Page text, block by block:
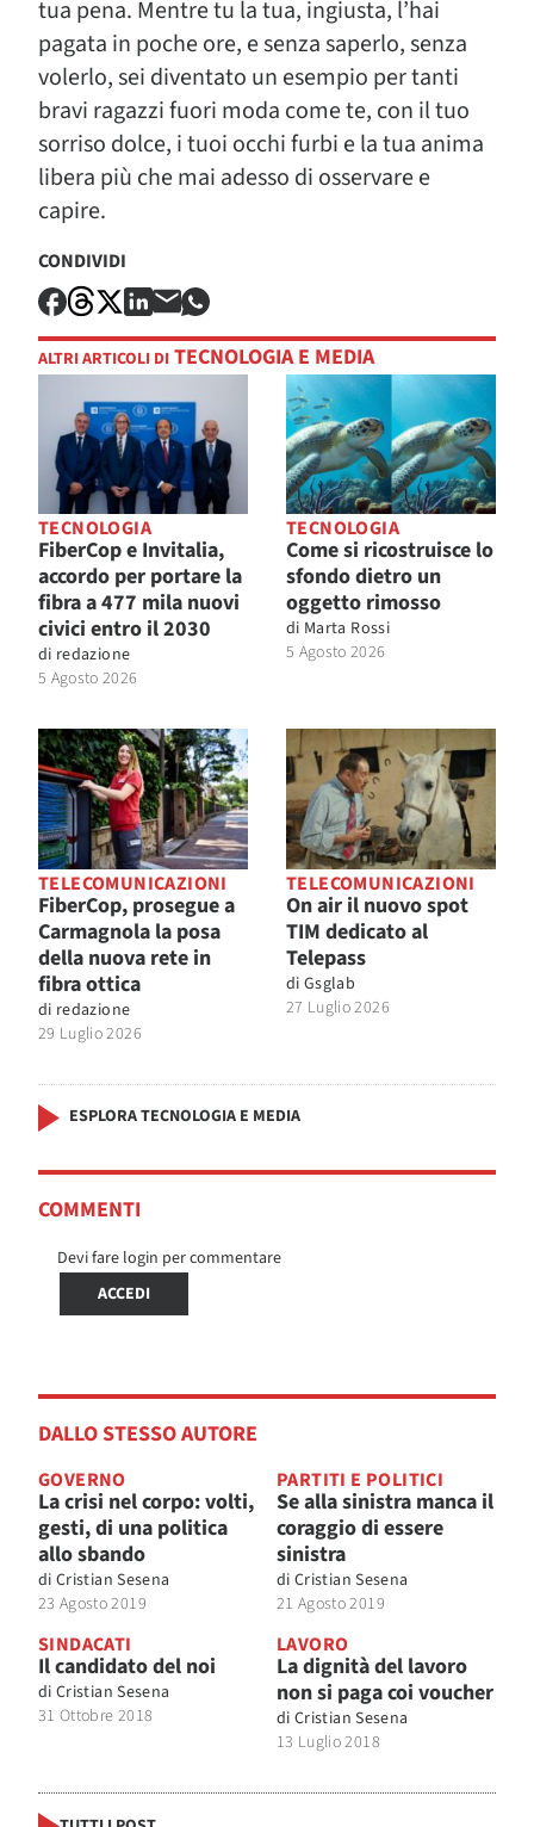
tua pena. Mentre tu la tua, ingiusta, l’hai
pagata in poche ore, e senza saperlo, senza
volerlo, sei diventato un esempio per tanti
bravi ragazzi fuori moda come te, con il tuo
sorriso dolce, i tuoi occhi furbi e la tua anima
libera più che mai adesso di osservare e
capire.
CONDIVIDI
ALTRI ARTICOLI DI TECNOLOGIA E MEDIA
TECNOLOGIA
FiberCop e Invitalia,
accordo per portare la
fibra a 477 mila nuovi
civici entro il 2030
di redazione
5 Agosto 2026
TECNOLOGIA
Come si ricostruisce lo
sfondo dietro un
oggetto rimosso
di Marta Rossi
5 Agosto 2026
TELECOMUNICAZIONI
FiberCop, prosegue a
Carmagnola la posa
della nuova rete in
fibra ottica
di redazione
29 Luglio 2026
TELECOMUNICAZIONI
On air il nuovo spot
TIM dedicato al
Telepass
di Gsglab
27 Luglio 2026
ESPLORA TECNOLOGIA E MEDIA
COMMENTI
Devi fare login per commentare
ACCEDI
DALLO STESSO AUTORE
GOVERNO
La crisi nel corpo: volti,
gesti, di una politica
allo sbando
di Cristian Sesena
23 Agosto 2019
PARTITI E POLITICI
Se alla sinistra manca il
coraggio di essere
sinistra
di Cristian Sesena
21 Agosto 2019
SINDACATI
Il candidato del noi
di Cristian Sesena
31 Ottobre 2018
LAVORO
La dignità del lavoro
non si paga coi voucher
di Cristian Sesena
13 Luglio 2018